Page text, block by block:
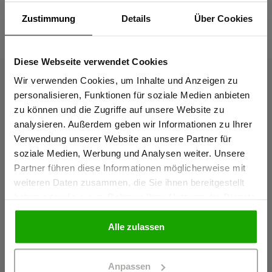
Zustimmung Details Über Cookies
Diese Webseite verwendet Cookies
Wir verwenden Cookies, um Inhalte und Anzeigen zu
personalisieren, Funktionen für soziale Medien anbieten
zu können und die Zugriffe auf unsere Website zu
analysieren. Außerdem geben wir Informationen zu Ihrer
Verwendung unserer Website an unsere Partner für
soziale Medien, Werbung und Analysen weiter. Unsere
Partner führen diese Informationen möglicherweise mit
weiteren Daten zusammen, die Sie ihnen bereitgestellt
gesammelt haben.
Alle zulassen
Anpassen
Das passt dazu
Sind Sie
Gewerbetreibender?
Ich bestätige, dass ich Gewerbetreibender bin. Alle
Preise werden netto ausgewiesen.